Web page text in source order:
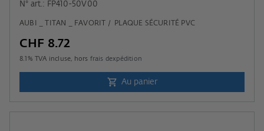
N° art.: FP410-50V00
AUBI _ TITAN _ FAVORIT / PLAQUE SÉCURITÉ PVC
CHF 8.72
8.1 % TVA incluse, hors frais dexpédition
Au panier